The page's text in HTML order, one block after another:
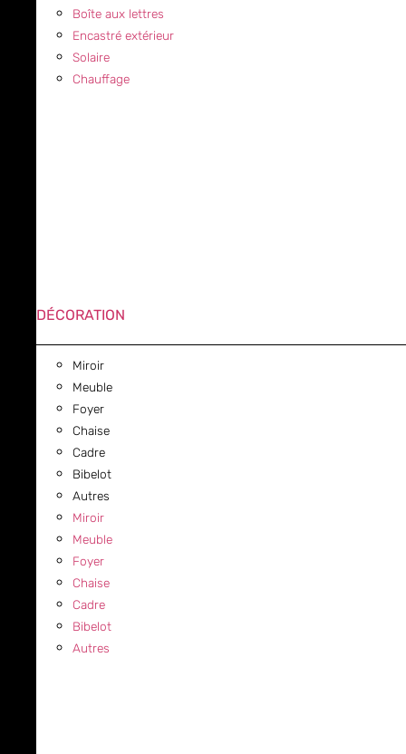
Boîte aux lettres
Encastré extérieur
Solaire
Chauffage
DÉCORATION
Miroir
Meuble
Foyer
Chaise
Cadre
Bibelot
Autres
Miroir
Meuble
Foyer
Chaise
Cadre
Bibelot
Autres